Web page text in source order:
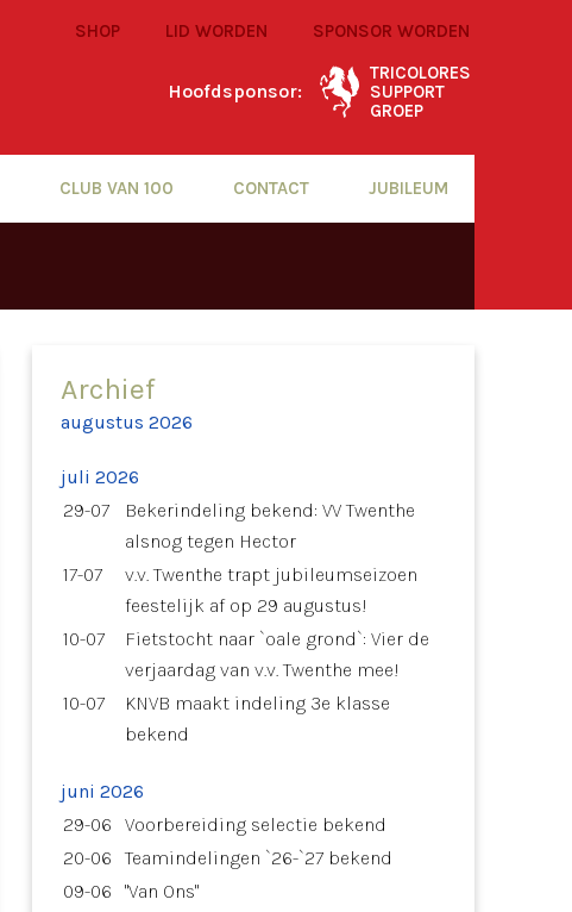
SHOP LID WORDEN SPONSOR WORDEN
Hoofdsponsor:
TRICOLORES
SUPPORT
GROEP
CLUB VAN 100 CONTACT JUBILEUM
Archief
augustus 2026
juli 2026
29-07
Bekerindeling bekend: VV Twenthe
alsnog tegen Hector
17-07
v.v. Twenthe trapt jubileumseizoen
feestelijk af op 29 augustus!
10-07
Fietstocht naar `oale grond`: Vier de
verjaardag van v.v. Twenthe mee!
10-07
KNVB maakt indeling 3e klasse
bekend
juni 2026
29-06
Voorbereiding selectie bekend
20-06
Teamindelingen `26-`27 bekend
09-06
"Van Ons"